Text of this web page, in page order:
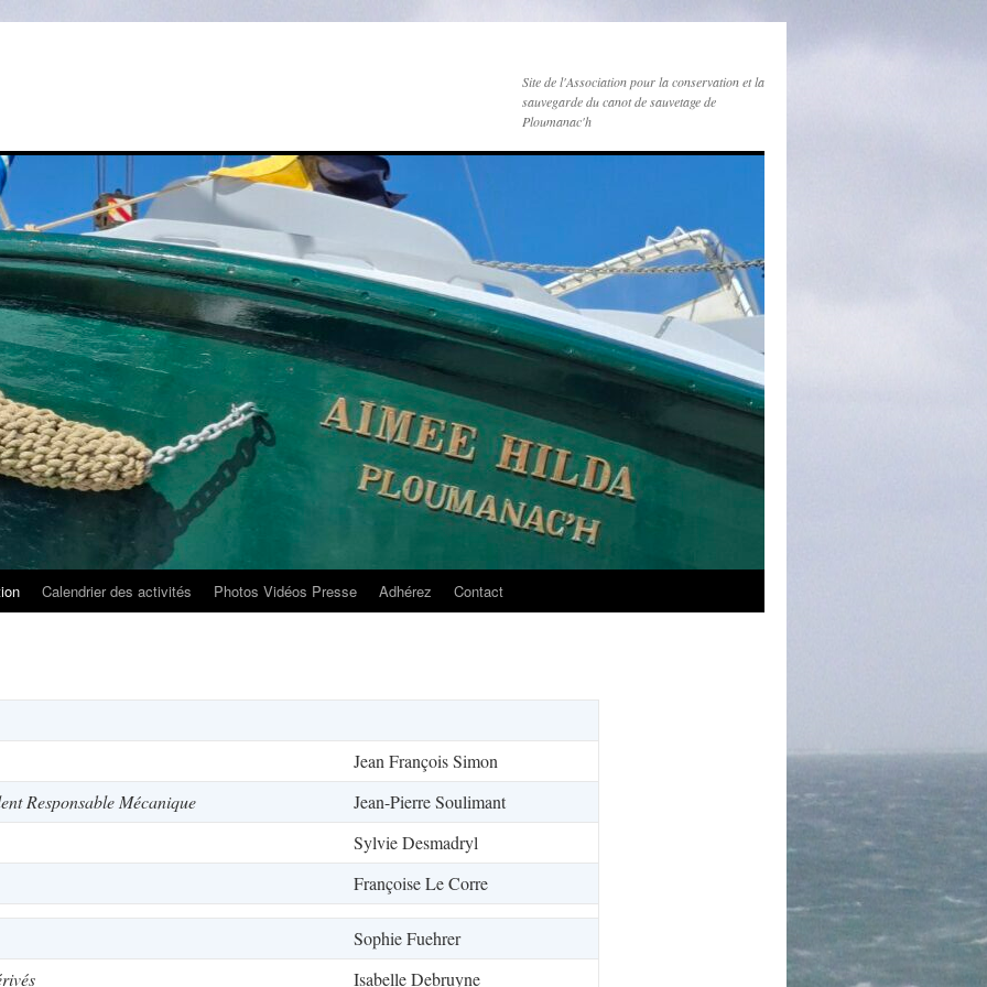
Site de l'Association pour la conservation et la
sauvegarde du canot de sauvetage de
Ploumanac'h
Calendrier des activités Photos Vidéos Presse Adhérez Contact
Jean François Simon
Responsable Mécanique
Jean-Pierre Soulimant
Sylvie Desmadryl
Françoise Le Corre
Sophie Fuehrer
Isabelle Debruyne